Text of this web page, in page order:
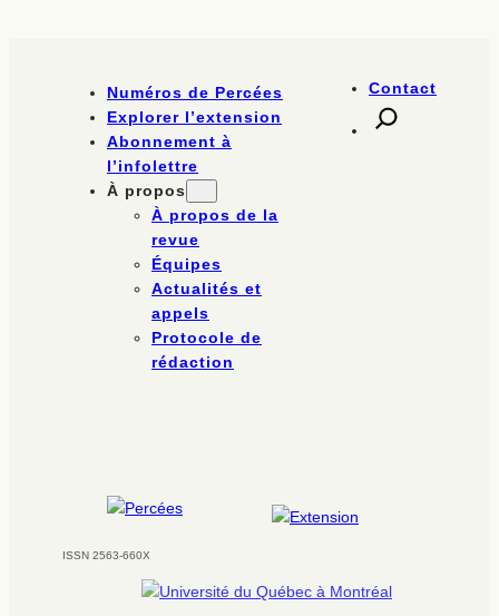
Numéros de Percées
Explorer l’extension
Abonnement à
l’infolettre
À propos
À propos de la
revue
Équipes
Actualités et
appels
Protocole de
rédaction
Contact
ISSN 2563-660X